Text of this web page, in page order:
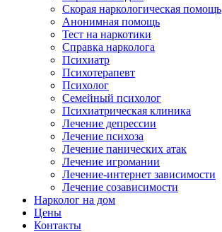
Скорая наркологическая помощь
Анонимная помощь
Тест на наркотики
Справка нарколога
Психиатр
Психотерапевт
Психолог
Семейный психолог
Психиатрическая клиника
Лечение депрессии
Лечение психоза
Лечение панических атак
Лечение игромании
Лечение-интернет зависимости
Лечение созависимости
Нарколог на дом
Цены
Контакты